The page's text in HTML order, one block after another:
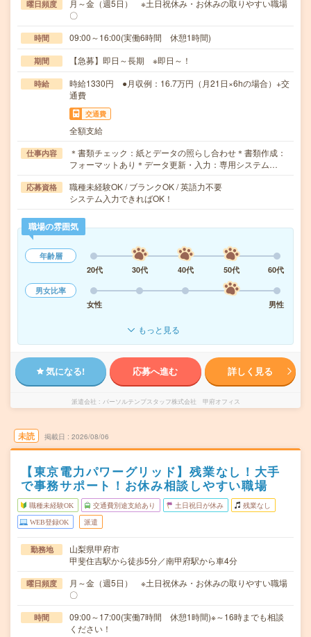
曜日頻度
月～金（週5日） ※土日祝休み・お休みの取りやすい職場
〇
時間 09:00～16:00(実働6時間 休憩1時間)
期間 【急募】即日～長期 ※即日～！
時給
時給1330円 ●月収例：16.7万円（月21日×6hの場合）+交
通費
交通費
全額支給
仕事内容
＊書類チェック：紙とデータの照らし合わせ＊書類作成：
フォーマットあり＊データ更新・入力：専用システム…
応募資格
職種未経験OK / ブランクOK / 英語力不要
システム入力できればOK！
職場の雰囲気
年齢層
20代
30代 40代 50代
60代
男女比率
女性
男性
もっと見る
気になる! 応募へ進む 詳しく見る
派遣会社 パーソルテンプスタッフ株式会社 甲府オフィス
未読 掲載日 2026/08/06
【東京電力パワーグリッド】残業なし！大手
で事務サポート！お休み相談しやすい職場
職種未経験OK 交通費別途支給あり 土日祝日が休み 残業なし
WEB登録OK 派遣
勤務地
山梨県甲府市
甲斐住吉駅から徒歩5分／南甲府駅から車4分
曜日頻度
月～金（週5日） ※土日祝休み・お休みの取りやすい職場
〇
時間
09:00～17:00(実働7時間 休憩1時間)※～16時までも相談
ください！